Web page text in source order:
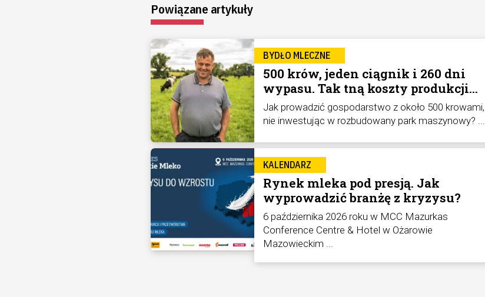
Powiązane artykuły
BYDŁO MLECZNE
500 krów, jeden ciągnik i 260 dni
wypasu. Tak tną koszty produkcji
mleka
Jak prowadzić gospodarstwo z około 500 krowami,
nie inwestując w rozbudowany park maszynowy? ...
KALENDARZ
Rynek mleka pod presją. Jak
wyprowadzić branżę z kryzysu?
6 października 2026 roku w MCC Mazurkas
Conference Centre & Hotel w Ożarowie
Mazowieckim ...